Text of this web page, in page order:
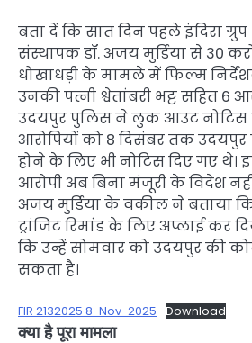
बता दें कि सात दिन पहले इंदिरा
संस्थापक डॉ. अजय मुर्डिया से 30
धोखाधड़ी के मामले में फिल्म
उनकी पत्नी श्वेतांबरी भट्ट सहित 6
उदयपुर पुलिस ने लुक आउट नोटिस
आरोपियों को 8 दिसंबर तक
होने के लिए भी नोटिस दिए गए थे।
आरोपी अब बिना मंजूरी के विदेश नहीं
अजय मुर्डिया के वकील ने बताया
ट्रांजिट रिमांड के लिए अप्लाई कर
कि उन्हें सोमवार को उदयपुर की
सकता है।
FIR 2132025 8-Nov-2025 Download
क्या है पूरा मामला